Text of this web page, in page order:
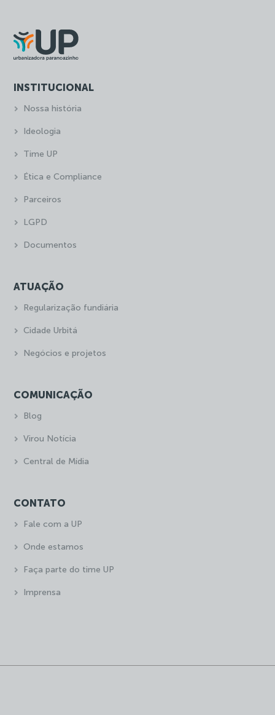
INSTITUCIONAL
Nossa história
Ideologia
Time UP
Ética e Compliance
Parceiros
LGPD
Documentos
ATUAÇÃO
Regularização fundiária
Cidade Urbitá
Negócios e projetos
COMUNICAÇÃO
Blog
Virou Notícia
Central de Mídia
CONTATO
Fale com a UP
Onde estamos
Faça parte do time UP
Imprensa